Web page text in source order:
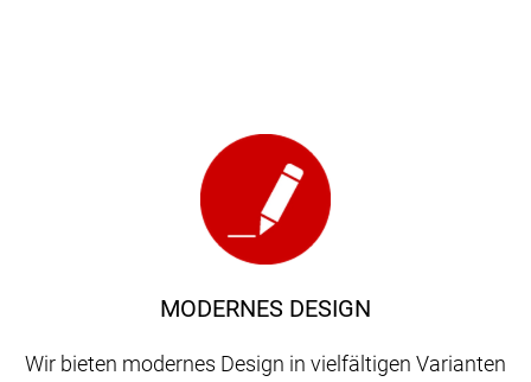
MODERNES DESIGN
Wir bieten modernes Design in vielfältigen Varianten